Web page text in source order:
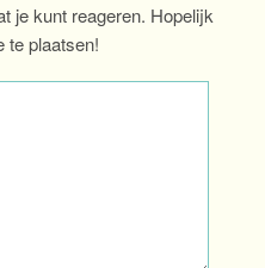
je kunt reageren. Hopelijk
te plaatsen!